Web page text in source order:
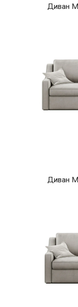
Диван
Диван